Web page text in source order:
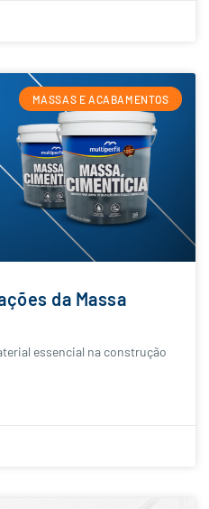
MASSAS E ACABAMENTOS
da Massa
essencial na construção